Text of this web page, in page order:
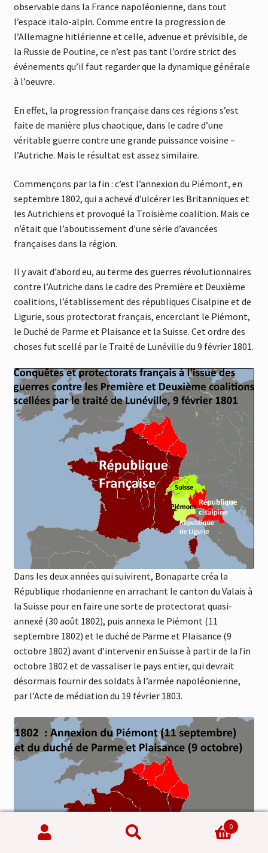
observable dans la France napoléonienne, dans tout
l’espace italo-alpin. Comme entre la progression de
l’Allemagne hitlérienne et celle, advenue et prévisible, de
la Russie de Poutine, ce n’est pas tant l’ordre strict des
événements qu’il faut regarder que la dynamique générale
à l’oeuvre.
En effet, la progression française dans ces régions s’est
faite de manière plus chaotique, dans le cadre d’une
véritable guerre contre une grande puissance voisine –
l’Autriche. Mais le résultat est assez similaire.
Commençons par la fin : c’est l’annexion du Piémont, en
septembre 1802, qui a achevé d’ulcérer les Britanniques et
les Autrichiens et provoqué la Troisième coalition. Mais ce
n’était que l’aboutissement d’une série d’avancées
françaises dans la région.
Il y avait d’abord eu, au terme des guerres révolutionnaires
contre l’Autriche dans le cadre des Première et Deuxième
coalitions, l’établissement des républiques Cisalpine et de
Ligurie, sous protectorat français, encerclant le Piémont,
le Duché de Parme et Plaisance et la Suisse. Cet ordre des
choses fut scellé par le Traité de Lunéville du 9 février 1801.
Dans les deux années qui suivirent, Bonaparte créa la
République rhodanienne en arrachant le canton du Valais à
la Suisse pour en faire une sorte de protectorat quasi-
annexé (30 août 1802), puis annexa le Piémont (11
septembre 1802) et le duché de Parme et Plaisance (9
octobre 1802) avant d’intervenir en Suisse à partir de la fin
octobre 1802 et de vassaliser le pays entier, qui devrait
désormais fournir des soldats à l’armée napoléonienne,
par l’Acte de médiation du 19 février 1803.
Recherche
Recherche
0